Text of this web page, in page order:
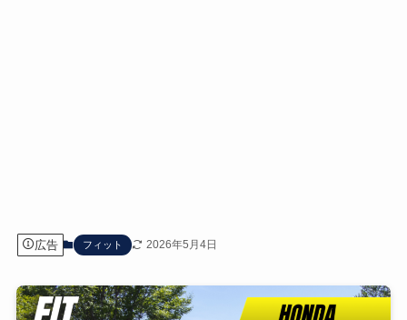
広告 フィット 2026年5月4日